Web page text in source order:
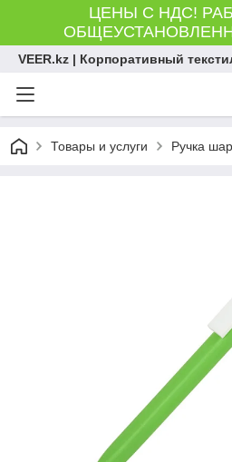
ЦЕНЫ С НДС!
VEER.kz | Корпоративный
Товары и услуги Ручка